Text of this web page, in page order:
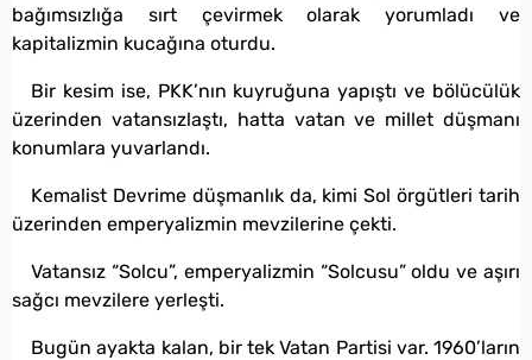
bağımsızlığa sırt çevirmek olarak yorumladı ve
kapitalizmin kucağına oturdu.
Bir kesim ise, PKK’nın kuyruğuna yapıştı ve bölücülük
üzerinden vatansızlaştı, hatta vatan ve millet düşmanı
konumlara yuvarlandı.
Kemalist Devrime düşmanlık da, kimi Sol örgütleri tarih
üzerinden emperyalizmin mevzilerine çekti.
Vatansız “Solcu”, emperyalizmin “Solcusu” oldu ve aşırı
sağcı mevzilere yerleşti.
Bugün ayakta kalan, bir tek Vatan Partisi var. 1960’ların